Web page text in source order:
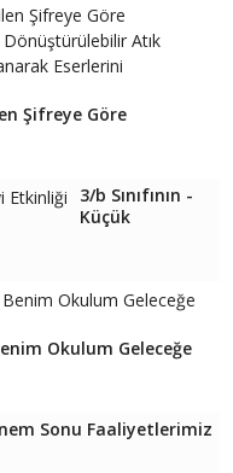
Şifreye Göre
3/b Sınıfının -
Küçük
Okulum Geleceğe
Sonu Faaliyetlerimiz